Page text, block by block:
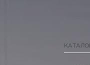
КАТАЛОГ